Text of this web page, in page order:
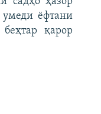
ёфтани
қарор